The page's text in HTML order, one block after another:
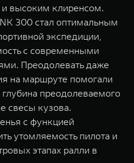
высоким клиренсом.
300 стал оптимальным
экспедиции,
с современными
Преодолевать даже
на маршруте помогали
преодолеваемого
свесы кузова.
с функцией
утомляемость пилота и
этапах ралли в